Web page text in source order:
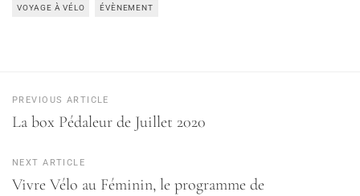
VOYAGE À VÉLO ÉVÈNEMENT
PREVIOUS ARTICLE
La box Pédaleur de Juillet 2020
NEXT ARTICLE
Vivre Vélo au Féminin, le programme de